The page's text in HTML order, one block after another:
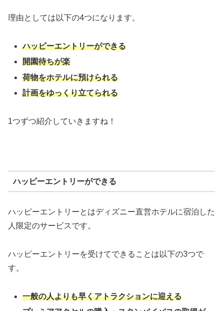
理由としては以下の4つになります。
ハッピーエントリーができる
開園待ちが楽
荷物をホテルに預けられる
計画をゆっくり立てられる
1つずつ紹介していきますね！
ハッピーエントリーができる
ハッピーエントリーとはディズニー直営ホテルに宿泊した
人限定のサービスです。
ハッピーエントリーを受けてできることは以下の3つで
す。
一般の人よりも早くアトラクションに迎える